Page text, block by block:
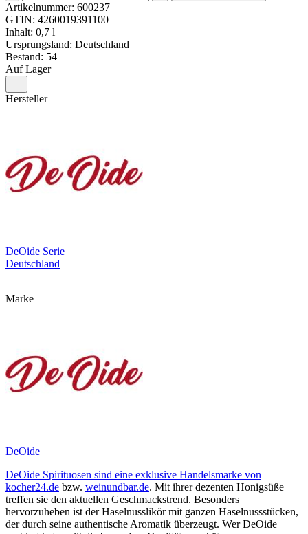
Artikelnummer: 600237
GTIN: 4260019391100
Inhalt: 0,7 l
Ursprungsland: Deutschland
Bestand: 54
Auf Lager
Hersteller
DeOide Serie
Deutschland
Marke
DeOide
DeOide Spirituosen sind eine exklusive Handelsmarke von
kocher24.de bzw. weinundbar.de. Mit ihrer dezenten Honigsüße
treffen sie den aktuellen Geschmackstrend. Besonders
hervorzuheben ist der Haselnusslikör mit ganzen Haselnussstücken,
der durch seine authentische Aromatik überzeugt. Wer DeOide